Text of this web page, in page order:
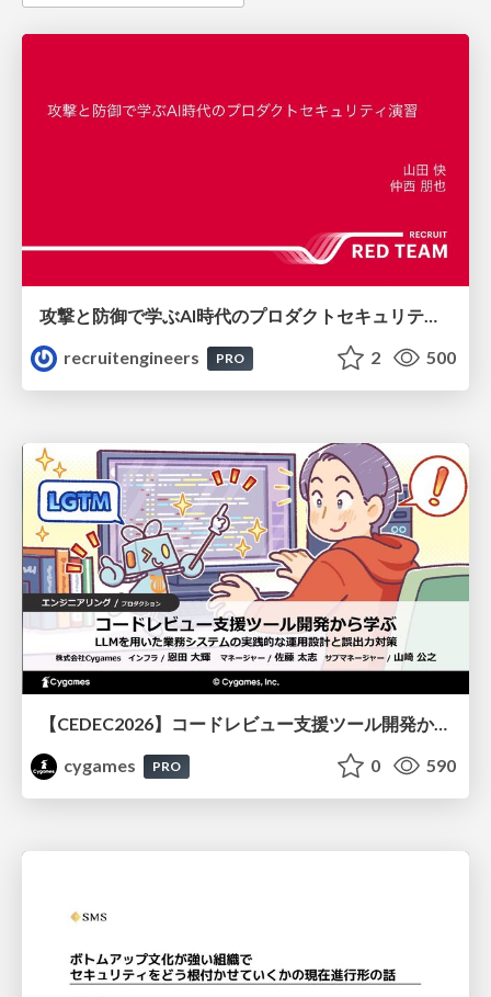
recruitengineers
PRO 2 500
【CEDEC2026】コードレビュー支援ツール開発から学ぶ：LLMを用いた業務システムの実践的な運用設計と誤出力対策
cygames
PRO 0 590